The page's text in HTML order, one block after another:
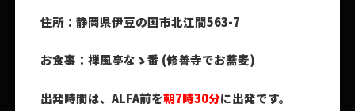
住所：静岡県伊豆の国市北江間563-7
お食事：禅風亭なゝ番 (修善寺でお蕎麦)
出発時間は、ALFA前を朝7時30分に出発です。